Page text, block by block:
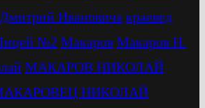
Ивановича краевед
№2 Макаров Макаров Н.
МАКАРОВ НИКОЛАЙ
НИКОЛАЙ